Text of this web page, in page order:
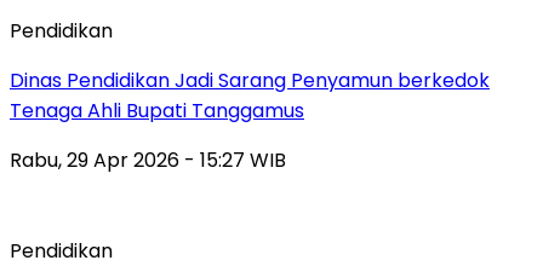
Pendidikan
Dinas Pendidikan Jadi Sarang Penyamun berkedok
Tenaga Ahli Bupati Tanggamus
Rabu, 29 Apr 2026 - 15:27 WIB
Pendidikan